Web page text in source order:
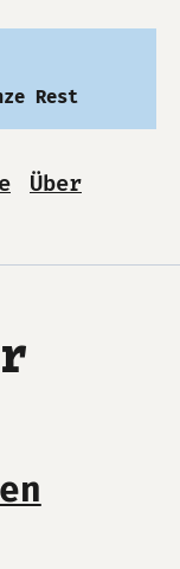
Rest
Über